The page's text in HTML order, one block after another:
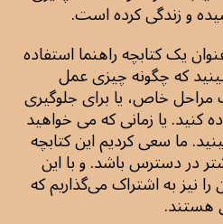
و زندگی کرده است.
یک کتابچه راهنما استفاده
که چگونه چیزی عمل
خاص، یا برای جلوگیری
کنید. یا زمانی که می خواهید
ما سعی کردیم این کتابچه
در دسترس باشد. و با این
را نیز به اشتراک می‌گذاریم که
هستند.